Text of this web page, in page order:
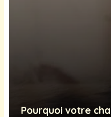
Pourquoi votre